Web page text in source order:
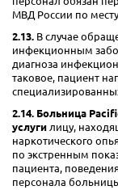
МВД России по
2.13. В случае
инфекционным
диагноза
таковое, пациент
2.14. Больница
услуги лицу,
наркотического
по экстренным
пациента,
персонала